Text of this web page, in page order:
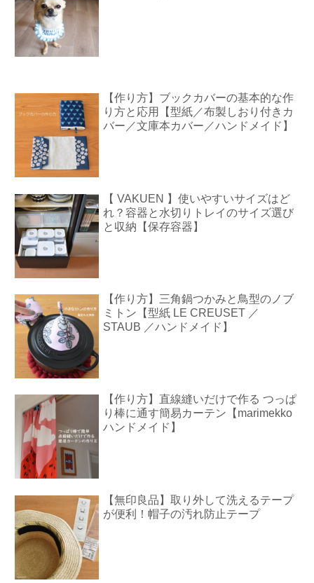
【作り方】ブックカバーの基本的な作
り方と応用【型紙／布製しおり付きカ
バー／文庫本カバー／ハンドメイド】
【 VAKUEN 】使いやすいサイズはど
れ？容器と水切りトレイのサイズ選び
と収納【保存容器】
【作り方】三角鍋つかみと鳥型のノブ
ミトン【型紙 LE CREUSET ／
STAUB ／ハンドメイド】
【作り方】直線縫いだけで作る つっぱ
り棒に通す簡易カーテン【marimekko
ハンドメイド】
【無印良品】取り外して洗えるテープ
が便利！帽子の汚れ防止テープ